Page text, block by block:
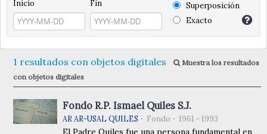
Inicio Fin
Superposición
Exacto
1 resultados con objetos digitales
Muestra los resultados
con objetos digitales
Fondo R.P. Ismael Quiles S.J.
AR AR-USAL QUILES Fondo 1961 - 1993
El Padre Quiles fue una persona fundamental en